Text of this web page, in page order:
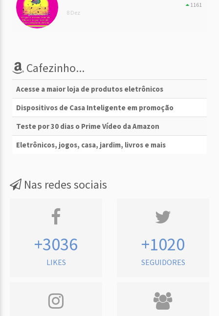
8 Dez
1161
Cafezinho...
Acesse a maior loja de produtos eletrônicos
Dispositivos de Casa Inteligente em promoção
Teste por 30 dias o Prime Vídeo da Amazon
Eletrônicos, jogos, casa, jardim, livros e mais
Nas redes sociais
+3036
LIKES
+1020
SEGUIDORES